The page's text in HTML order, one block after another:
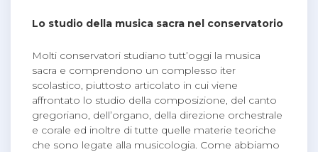
Lo studio della musica sacra nel conservatorio
Molti conservatori studiano tutt’oggi la musica
sacra e comprendono un complesso iter
scolastico, piuttosto articolato in cui viene
affrontato lo studio della composizione, del canto
gregoriano, dell’organo, della direzione orchestrale
e corale ed inoltre di tutte quelle materie teoriche
che sono legate alla musicologia. Come abbiamo